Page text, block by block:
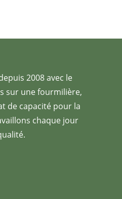
2008 avec le
sur une fourmilière,
de capacité pour la
chaque jour